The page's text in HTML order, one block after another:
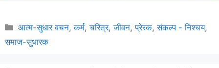
Categories
आत्म-सुधार वचन,कर्म,चरित्र,जीवन,प्रेरक,संकल्प - निश्चय,
समाज-सुधारक